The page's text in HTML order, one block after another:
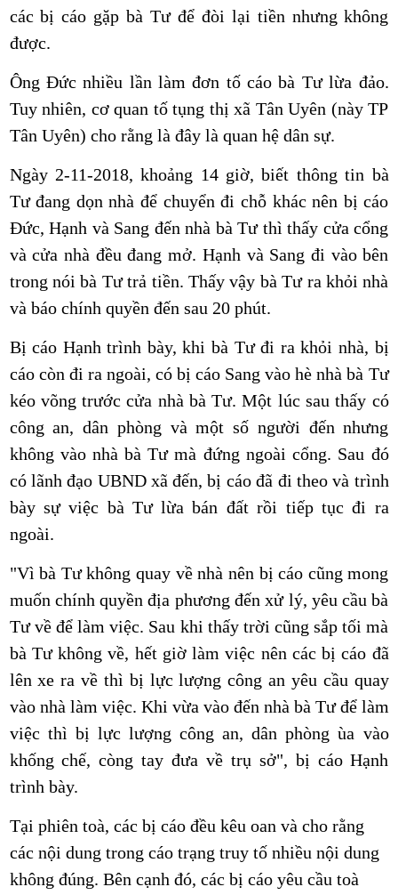
các bị cáo gặp bà Tư để đòi lại tiền nhưng không
được.
Ông Đức nhiều lần làm đơn tố cáo bà Tư lừa đảo.
Tuy nhiên, cơ quan tố tụng thị xã Tân Uyên (này TP
Tân Uyên) cho rằng là đây là quan hệ dân sự.
Ngày 2-11-2018, khoảng 14 giờ, biết thông tin bà
Tư đang dọn nhà để chuyển đi chỗ khác nên bị cáo
Đức, Hạnh và Sang đến nhà bà Tư thì thấy cửa cổng
và cửa nhà đều đang mở. Hạnh và Sang đi vào bên
trong nói bà Tư trả tiền. Thấy vậy bà Tư ra khỏi nhà
và báo chính quyền đến sau 20 phút.
Bị cáo Hạnh trình bày, khi bà Tư đi ra khỏi nhà, bị
cáo còn đi ra ngoài, có bị cáo Sang vào hè nhà bà Tư
kéo võng trước cửa nhà bà Tư. Một lúc sau thấy có
công an, dân phòng và một số người đến nhưng
không vào nhà bà Tư mà đứng ngoài cổng. Sau đó
có lãnh đạo UBND xã đến, bị cáo đã đi theo và trình
bày sự việc bà Tư lừa bán đất rồi tiếp tục đi ra
ngoài.
"Vì bà Tư không quay về nhà nên bị cáo cũng mong
muốn chính quyền địa phương đến xử lý, yêu cầu bà
Tư về để làm việc. Sau khi thấy trời cũng sắp tối mà
bà Tư không về, hết giờ làm việc nên các bị cáo đã
lên xe ra về thì bị lực lượng công an yêu cầu quay
vào nhà làm việc. Khi vừa vào đến nhà bà Tư để làm
việc thì bị lực lượng công an, dân phòng ùa vào
khống chế, còng tay đưa về trụ sở", bị cáo Hạnh
trình bày.
Tại phiên toà, các bị cáo đều kêu oan và cho rằng
các nội dung trong cáo trạng truy tố nhiều nội dung
không đúng. Bên cạnh đó, các bị cáo yêu cầu toà